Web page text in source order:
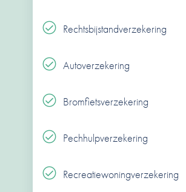
Rechtsbijstandverzekering
Autoverzekering
Bromfietsverzekering
Pechhulpverzekering
Recreatiewoningverzekering